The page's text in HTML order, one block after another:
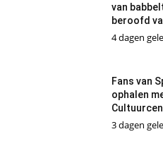
van
beroofd
4 dagen
Fans van
ophalen
3 dagen